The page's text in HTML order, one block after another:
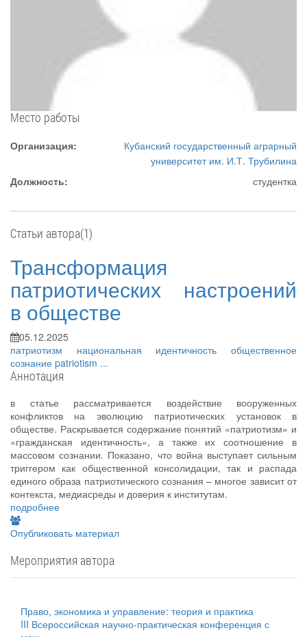
Место работы
Организация:
Кубанский государственный аграрный
университет им. И.Т. Трубилина
Должность:
студентка
Статьи автора(1)
Трансформация
патриотических настроений
в обществе
05.12.2025
патриотизм национальная идентичностьобщественное
сознание patriotism ...
Аннотация
в статье рассматривается воздействие вооруженных
конфликтов на эволюцию патриотических установок в
обществе. Раскрывается содержание понятий «патриотизм» и
«гражданская идентичность», а также их соотношение в
массовом сознании. Показано, что война выступает сильным
триггером как общественной консолидации, так и распада
единого образа патриотического сознания – многое зависит от
контекста, медиасреды и доверия к институтам.
подробнее
Опубликовать материал
Мероприятия автора
Право, экономика и управление: теория и практика
III Всероссийская научно-практическая конференция с